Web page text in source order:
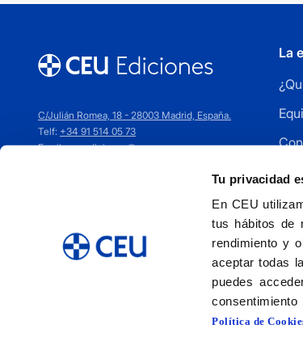
Tu privacidad
En CEU
tus hábitos de
rendimiento y
aceptar todas
puedes
Política de
C/Julián Romea, 18 - 28003 Madrid, España.
Telf: +34 91 514 05 73
Email:ceuediciones@ceu.es
La